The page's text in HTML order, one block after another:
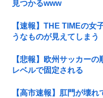
見つかるwww
【速報】THE TIMEの女
うなものが見えてしまう
【悲報】欧州サッカー
レベルで固定される
【高市速報】肛門が壊